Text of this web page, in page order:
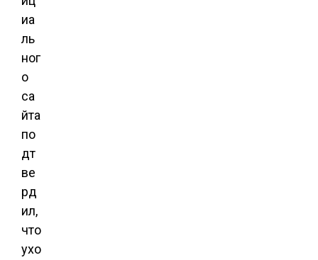
иа
ль
ног
о
са
йта
по
дт
ве
рд
ил,
что
ухо